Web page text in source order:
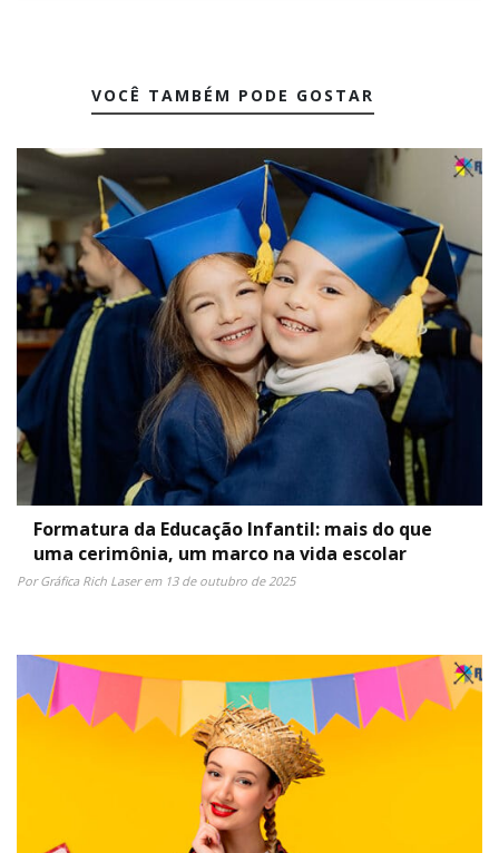
VOCÊ TAMBÉM PODE GOSTAR
Formatura da Educação Infantil: mais do que
uma cerimônia, um marco na vida escolar
Por Gráfica Rich Laser em 13 de outubro de 2025